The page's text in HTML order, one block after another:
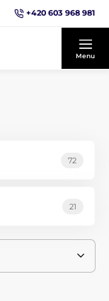
+420 603 968 981
Menu
72
21